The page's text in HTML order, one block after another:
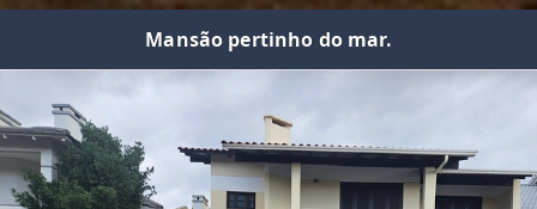
Mansão pertinho do mar.